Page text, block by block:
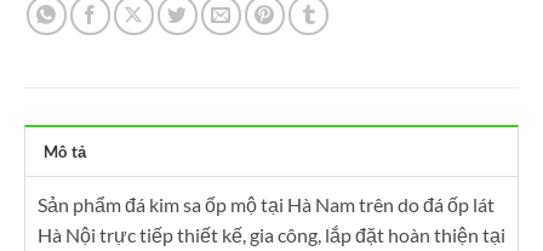
Mô tả
Sản phẩm đá kim sa ốp mộ tại Hà Nam trên do đá ốp lát
Hà Nội trực tiếp thiết kế, gia công, lắp đặt hoàn thiện tại